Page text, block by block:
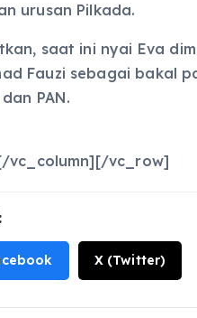
urusan Pilkada.
saat ini nyai Eva
Fauzi sebagai bakal
PAN.
vc_column][/vc_row]
X (Twitter)